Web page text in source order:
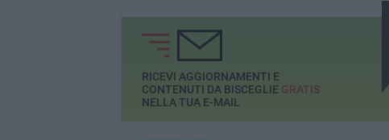
RICEVI AGGIORNAMENTI E
CONTENUTI DA BISCEGLIE GRATIS
NELLA TUA E-MAIL